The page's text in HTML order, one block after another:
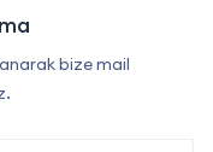
bize mail